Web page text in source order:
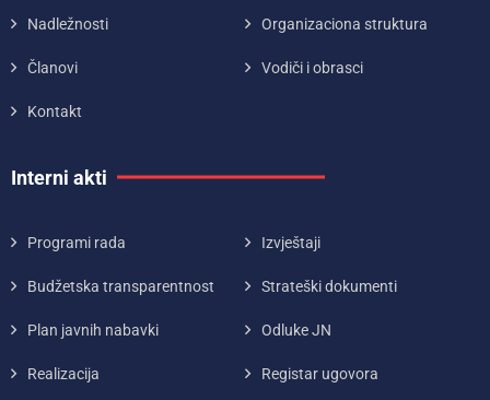
Nadležnosti Organizaciona struktura
Članovi Vodiči i obrasci
Kontakt
Interni akti
Programi rada Izvještaji
Budžetska transparentnost Strateški dokumenti
Plan javnih nabavki Odluke JN
Realizacija Registar ugovora